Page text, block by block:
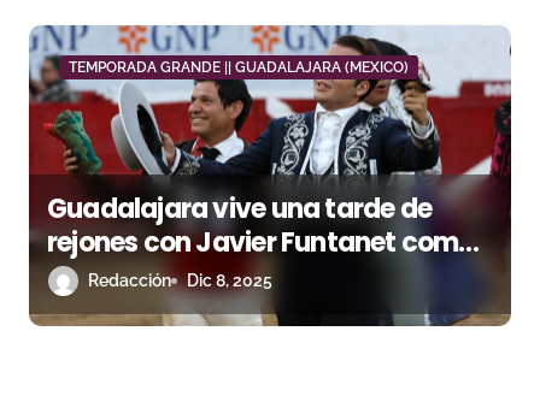
TEMPORADA GRANDE || GUADALAJARA (MEXICO)
Guadalajara vive una tarde de
rejones con Javier Funtanet como
único triunfador
Redacción Dic 8, 2025